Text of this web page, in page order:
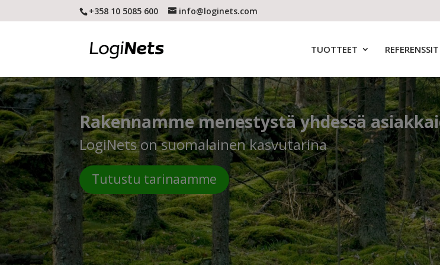
+358 10 5085 600 info@loginets.com
TUOTTEET REFERENSSIT
Rakennamme menestystä yhdessä
LogiNets on suomalainen kasvutarina
Tutustu tarinaamme